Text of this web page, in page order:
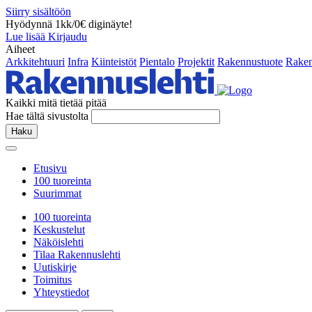
Siirry sisältöön
Hyödynnä 1kk/0€ diginäyte!
Lue lisää Kirjaudu
Aiheet
Arkkitehtuuri Infra Kiinteistöt Pientalo Projektit Rakennustuote
Kaikki mitä tietää pitää
Hae tältä sivustolta
Haku
Etusivu
100 tuoreinta
Suurimmat
100 tuoreinta
Keskustelut
Näköislehti
Tilaa Rakennuslehti
Uutiskirje
Toimitus
Yhteystiedot